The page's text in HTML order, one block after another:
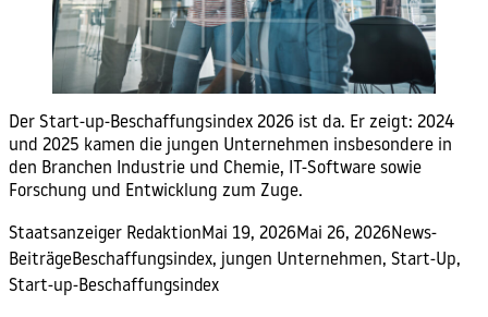
Der Start-up-Beschaffungsindex 2026 ist da. Er zeigt: 2024
und 2025 kamen die jungen Unternehmen insbesondere in
den Branchen Industrie und Chemie, IT-Software sowie
Forschung und Entwicklung zum Zuge.
Posted by
Staatsanzeiger RedaktionMai 19, 2026Mai 26, 2026Posted in
News-
BeiträgeTags:
Beschaffungsindex, jungen Unternehmen, Start-Up,
Start-up-Beschaffungsindex